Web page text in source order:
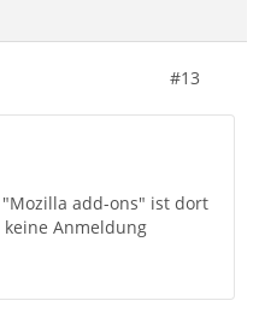
#13
add-ons" ist dort
Anmeldung